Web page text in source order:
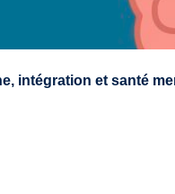
intégration et santé